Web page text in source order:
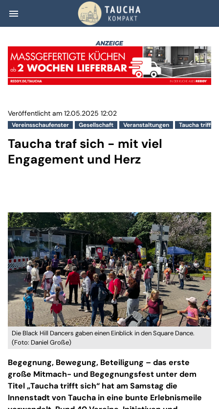
menu Taucha traf sich
Vereinsschaufenster Gesellschaft Veranstaltungen Taucha trifft
Veröffentlicht am 12.05.2025 12:02
Taucha traf sich - mit viel
Engagement und Herz
Die Black Hill Dancers gaben einen Einblick in den Square Dance.
(Foto: Daniel Große)
Begegnung, Bewegung, Beteiligung – das erste
große Mitmach- und Begegnungsfest unter dem
Titel „Taucha trifft sich“ hat am Samstag die
Innenstadt von Taucha in eine bunte Erlebnismeile